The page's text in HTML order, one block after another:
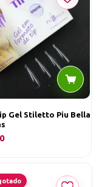
Gel Stiletto Piu Bella